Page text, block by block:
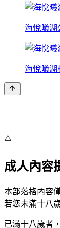
海悅曦湖
海悅曦湖
⚠️
成人內容
本部落格內容
若您未滿十八
已滿十八歲者